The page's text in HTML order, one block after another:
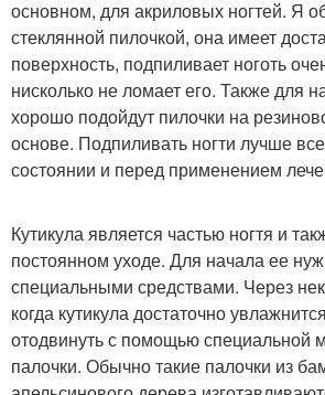
основном, для акриловых ногтей. Я
стеклянной пилочкой, она имеет
поверхность, подпиливает ноготь
нисколько не ломает его. Также для
хорошо подойдут пилочки на
основе. Подпиливать ногти лучше
состоянии и перед применением
Кутикула является частью ногтя и
постоянном уходе. Для начала ее
специальными средствами. Через
когда кутикула достаточно
отодвинуть с помощью специальной
палочки. Обычно такие палочки из